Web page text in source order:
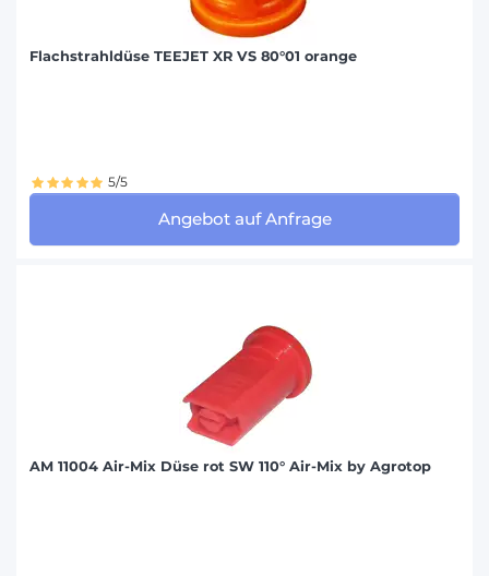
Flachstrahldüse TEEJET XR VS 80°01 orange
5/5
Angebot auf Anfrage
AM 11004 Air-Mix Düse rot SW 110° Air-Mix by Agrotop